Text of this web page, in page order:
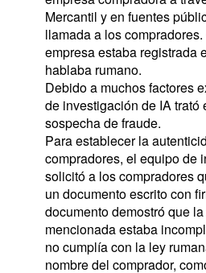
Mercantil y en fuentes
llamada a los
empresa estaba registrada
hablaba rumano.
Debido a muchos factores
de investigación de IA trató
sospecha de fraude.
Para establecer la
compradores, el equipo de
solicitó a los compradores
un documento escrito con
documento demostró que
mencionada estaba
no cumplía con la ley
nombre del comprador,